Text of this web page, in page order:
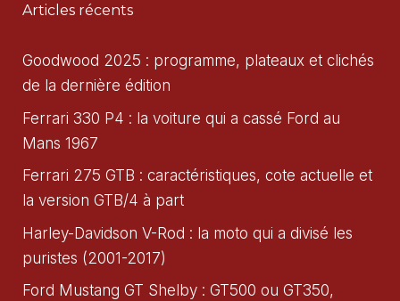
Articles récents
Goodwood 2025 : programme, plateaux et clichés
de la dernière édition
Ferrari 330 P4 : la voiture qui a cassé Ford au
Mans 1967
Ferrari 275 GTB : caractéristiques, cote actuelle et
la version GTB/4 à part
Harley-Davidson V-Rod : la moto qui a divisé les
puristes (2001-2017)
Ford Mustang GT Shelby : GT500 ou GT350,